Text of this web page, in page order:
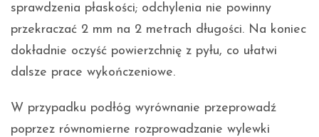
sprawdzenia płaskości; odchylenia nie powinny
przekraczać 2 mm na 2 metrach długości. Na koniec
dokładnie oczyść powierzchnię z pyłu, co ułatwi
dalsze prace wykończeniowe.
W przypadku podłóg wyrównanie przeprowadź
poprzez równomierne rozprowadzanie wylewki